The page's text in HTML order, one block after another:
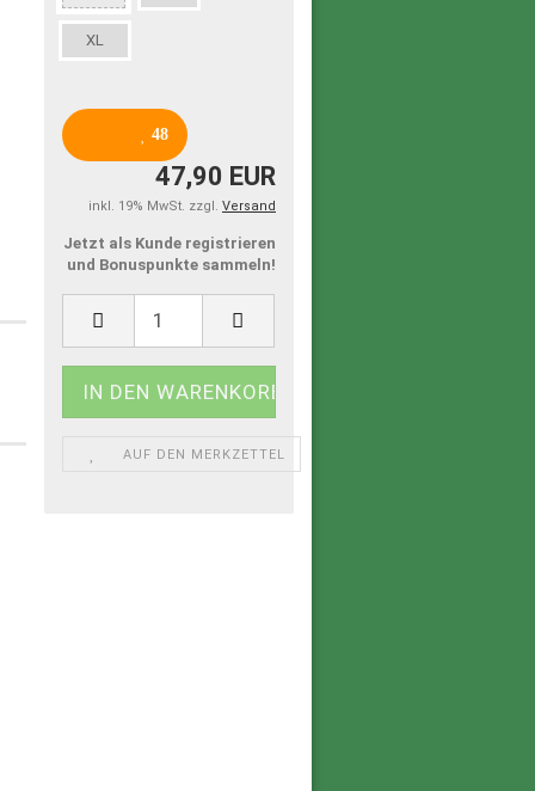
XL
48
47,90 EUR
inkl. 19% MwSt. zzgl. Versand
Jetzt als Kunde registrieren
und Bonuspunkte sammeln!
AUF DEN MERKZETTEL